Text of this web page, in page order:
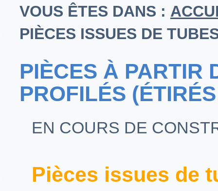
VOUS ÊTES DANS :
PIÈCES ISSUES DE
PIÈCES À PARTIR
PROFILÉS
EN COURS DE
Pièces issues de